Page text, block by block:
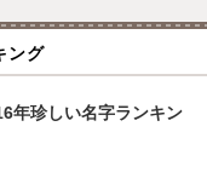
ング
年珍しい名字ランキン